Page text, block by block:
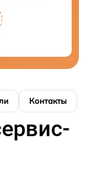
Контакты